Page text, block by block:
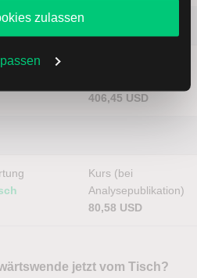
Ihre Entscheidung können
Einstellungenändern.
Datenschutzerklärung
zulassen
406,45 USD
Kurs (bei
Analysepublikation)
80,58 USD
jetzt vom Tisch?